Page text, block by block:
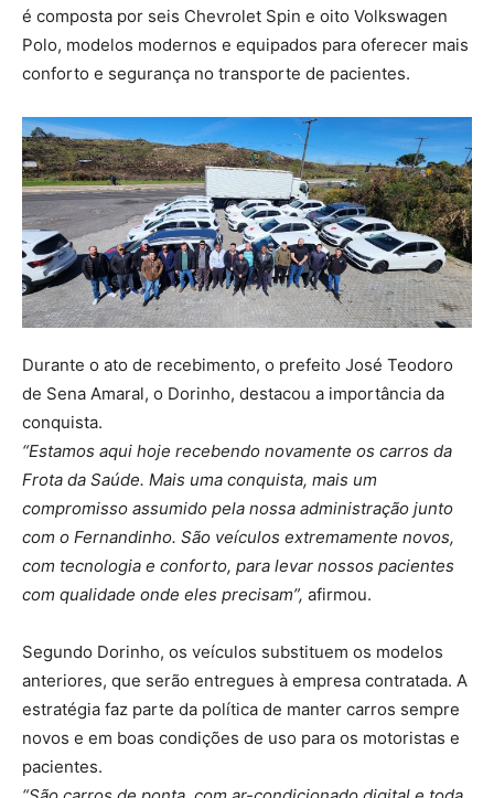
é composta por seis Chevrolet Spin e oito Volkswagen
Polo, modelos modernos e equipados para oferecer mais
conforto e segurança no transporte de pacientes.
Durante o ato de recebimento, o prefeito José Teodoro
de Sena Amaral, o Dorinho, destacou a importância da
conquista.
“Estamos aqui hoje recebendo novamente os carros da
Frota da Saúde. Mais uma conquista, mais um
compromisso assumido pela nossa administração junto
com o Fernandinho. São veículos extremamente novos,
com tecnologia e conforto, para levar nossos pacientes
com qualidade onde eles precisam”, afirmou.
Segundo Dorinho, os veículos substituem os modelos
anteriores, que serão entregues à empresa contratada. A
estratégia faz parte da política de manter carros sempre
novos e em boas condições de uso para os motoristas e
pacientes.